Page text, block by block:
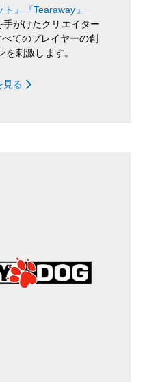
』
『Tearaway』
手がけたクリエイター
てのプレイヤーの創
刺激します。
見る